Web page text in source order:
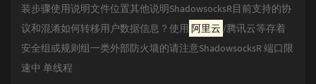
装步骤使用说明文件位置其他说明ShadowsocksR目前支持的协
议和混淆如何转移用户数据信息？使用 阿里云 /腾讯云等存着
安全组或规则组一类外部防火墙的请注意ShadowsocksR 端口限
速中 单线程